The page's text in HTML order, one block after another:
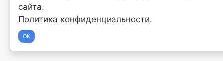
сайта.
Политика конфиденциальности.
OK